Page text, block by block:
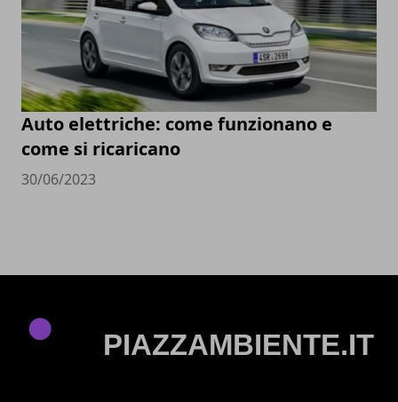
Auto elettriche: come funzionano e
come si ricaricano
30/06/2023